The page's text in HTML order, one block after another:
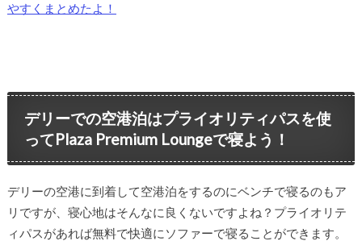
やすくまとめたよ！
デリーでの空港泊はプライオリティパスを使
ってPlaza Premium Loungeで寝よう！
デリーの空港に到着して空港泊をするのにベンチで寝るのもア
リですが、寝心地はそんなに良くないですよね？プライオリテ
ィパスがあれば無料で快適にソファーで寝ることができます。